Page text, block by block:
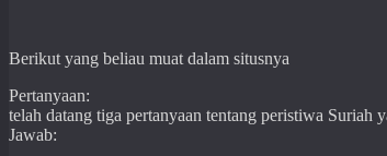
Berikut yang beliau muat dalam situsnya
Pertanyaan:
telah datang tiga pertanyaan tentang peristiwa Suriah
Jawab: